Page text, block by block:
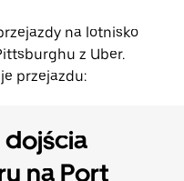
na lotnisko
z Uber.
przejazdu:
dojścia
na Port